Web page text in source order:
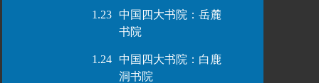
1.23
中国四大书院：岳麓
书院
1.24
中国四大书院：白鹿
洞书院